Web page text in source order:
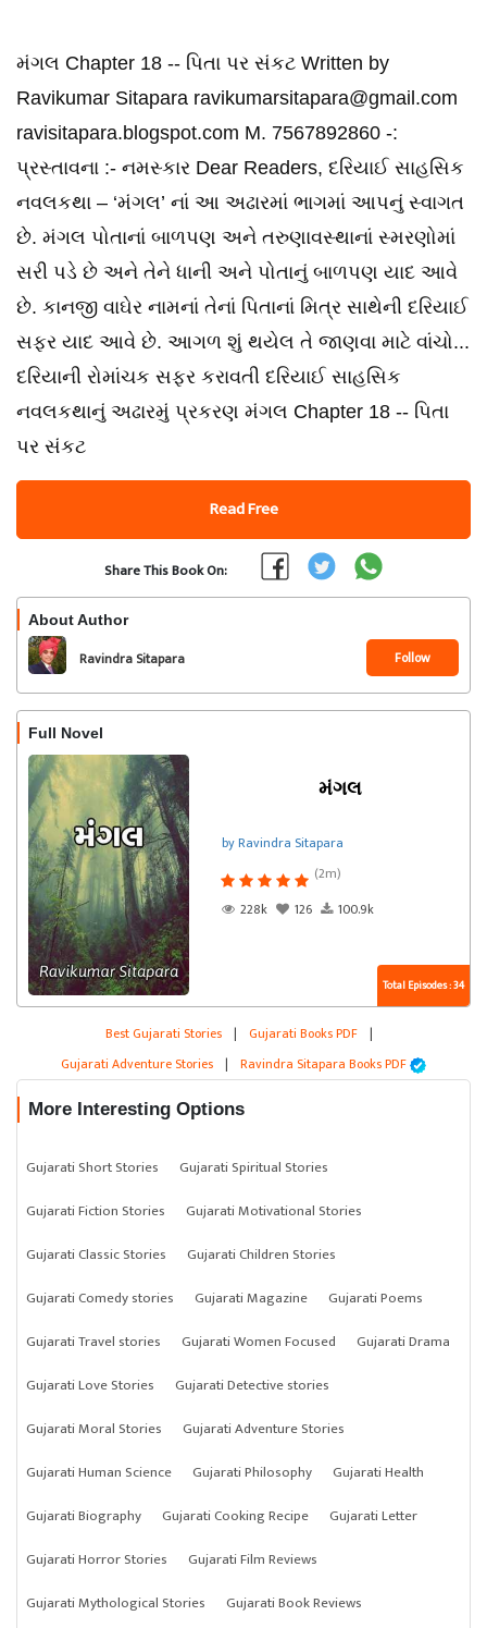
મંગલ Chapter 18 -- પિતા પર સંકટ Written by
Ravikumar Sitapara ravikumarsitapara@gmail.com
ravisitapara.blogspot.com M. 7567892860 -:
પ્રસ્તાવના :- નમસ્કાર Dear Readers, દરિયાઈ સાહસિક
નવલકથા – ‘મંગલ’ નાં આ અઢારમાં ભાગમાં આપનું સ્વાગત
છે. મંગલ પોતાનાં બાળપણ અને તરુણાવસ્થાનાં સ્મરણોમાં
સરી પડે છે અને તેને ધાની અને પોતાનું બાળપણ યાદ આવે
છે. કાનજી વાઘેર નામનાં તેનાં પિતાનાં મિત્ર સાથેની દરિયાઈ
સફર યાદ આવે છે. આગળ શું થયેલ તે જાણવા માટે વાંચો...
દરિયાની રોમાંચક સફર કરાવતી દરિયાઈ સાહસિક
નવલકથાનું અઢારમું પ્રકરણ મંગલ Chapter 18 -- પિતા
પર સંકટ
Read Free
Share This Book On:
About Author
Ravindra Sitapara Follow
Full Novel
મંગલ
by Ravindra Sitapara
(2m)
228k
126 100.9k
Total Episodes : 34
Best Gujarati Stories | Gujarati Books PDF |
Gujarati Adventure Stories | Ravindra Sitapara Books PDF
More Interesting Options
Gujarati Short Stories
Gujarati Spiritual Stories
Gujarati Fiction Stories
Gujarati Motivational Stories
Gujarati Classic Stories
Gujarati Children Stories
Gujarati Comedy stories
Gujarati Magazine
Gujarati Poems
Gujarati Travel stories
Gujarati Women Focused
Gujarati Drama
Gujarati Love Stories
Gujarati Detective stories
Gujarati Moral Stories
Gujarati Adventure Stories
Gujarati Human Science
Gujarati Philosophy
Gujarati Health
Gujarati Biography
Gujarati Cooking Recipe
Gujarati Letter
Gujarati Horror Stories
Gujarati Film Reviews
Gujarati Mythological Stories
Gujarati Book Reviews